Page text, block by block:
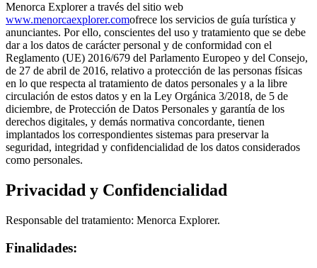
Menorca Explorer a través del sitio web
www.menorcaexplorer.comofrece los servicios de guía turística y
anunciantes. Por ello, conscientes del uso y tratamiento que se debe
dar a los datos de carácter personal y de conformidad con el
Reglamento (UE) 2016/679 del Parlamento Europeo y del Consejo,
de 27 de abril de 2016, relativo a protección de las personas físicas
en lo que respecta al tratamiento de datos personales y a la libre
circulación de estos datos y en la Ley Orgánica 3/2018, de 5 de
diciembre, de Protección de Datos Personales y garantía de los
derechos digitales, y demás normativa concordante, tienen
implantados los correspondientes sistemas para preservar la
seguridad, integridad y confidencialidad de los datos considerados
como personales.
Privacidad y Confidencialidad
Responsable del tratamiento: Menorca Explorer.
Finalidades: